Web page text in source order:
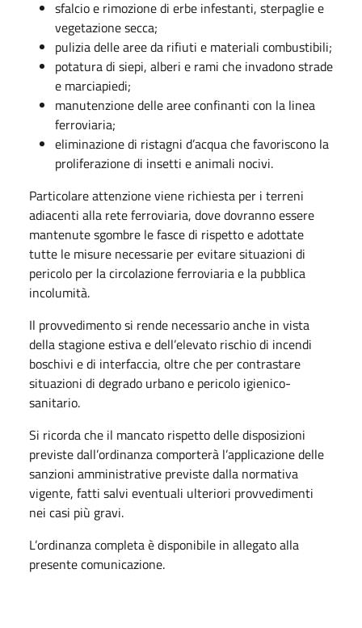
sfalcio e rimozione di erbe infestanti, sterpaglie e
vegetazione secca;
pulizia delle aree da rifiuti e materiali combustibili;
potatura di siepi, alberi e rami che invadono strade
e marciapiedi;
manutenzione delle aree confinanti con la linea
ferroviaria;
eliminazione di ristagni d’acqua che favoriscono la
proliferazione di insetti e animali nocivi.
Particolare attenzione viene richiesta per i terreni
adiacenti alla rete ferroviaria, dove dovranno essere
mantenute sgombre le fasce di rispetto e adottate
tutte le misure necessarie per evitare situazioni di
pericolo per la circolazione ferroviaria e la pubblica
incolumità.
Il provvedimento si rende necessario anche in vista
della stagione estiva e dell’elevato rischio di incendi
boschivi e di interfaccia, oltre che per contrastare
situazioni di degrado urbano e pericolo igienico-
sanitario.
Si ricorda che il mancato rispetto delle disposizioni
previste dall’ordinanza comporterà l’applicazione delle
sanzioni amministrative previste dalla normativa
vigente, fatti salvi eventuali ulteriori provvedimenti
nei casi più gravi.
L’ordinanza completa è disponibile in allegato alla
presente comunicazione.